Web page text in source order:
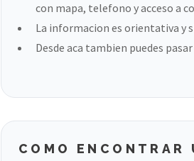
con mapa, telefono y acceso a
La informacion es orientativa y
Desde aca tambien puedes
COMO ENCONTRAR